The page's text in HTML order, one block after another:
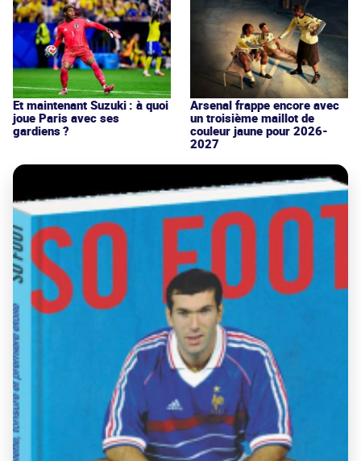
Et maintenant Suzuki : à quoi
joue Paris avec ses
gardiens ?
Arsenal frappe encore avec
un troisième maillot de
couleur jaune pour 2026-
2027